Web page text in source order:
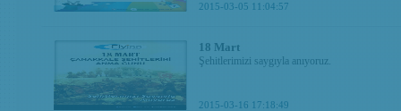
2015-03-05 11:04:57
18 Mart
Şehitlerimizi saygıyla anıyoruz.
2015-03-16 17:18:49